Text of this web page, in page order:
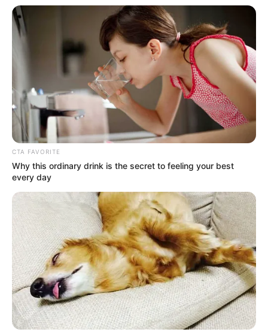
за 1 кілометр від пацієнта до цього всього
перешкодою є залізничний переїзд від місця Лікарня
не забезпечила належних умов для порятунку в
екстреній ситуації. Хаос у реанімації: Коли нас
нарешті впустили, ці «фахівці» робили все повільно,
все що має бути на видному місці під руками для
відновлення дихання дитини «амбушка » (дихальний
мішок), знаходилось заховане в шафі поки наша
дитина помирала у нас на очах… «
«У нього ж БЛД»
Після години очікування за зачиненими дверима до
нас вийшла реаніматолог і холодно сказала: «Ваша
дитина померла, у нього ж БЛД». Мати вважає що це
відверта брехня та спроба прикрити свою провину
старим діагнозом, який був виліковним. Коли жінка
благала показати дитину, лікарі заявили, що «не
мають права», після чого весь персонал просто
розбігся і зачинився в кабінеті з дитиною на руках.
Ось лікарі, які брали у цьому участь:
CTA FAVORITE
Why this ordinary drink is the secret to feeling your best
every day